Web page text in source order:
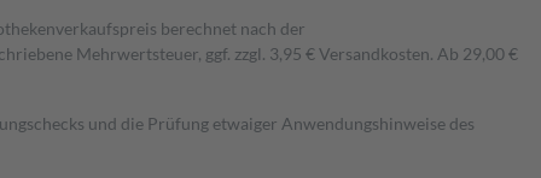
berechnet nach der
Mehrwertsteuer, ggf. zzgl. 3,95 € Versandkosten. Ab 29,00 €
und die Prüfung etwaiger Anwendungshinweise des